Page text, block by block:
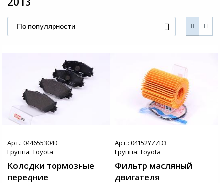
По популярности
Арт.: 0446553040
Группа: Toyota
Колодки тормозные
передние
Арт.: 04152YZZD3
Группа: Toyota
Фильтр масляный
двигателя